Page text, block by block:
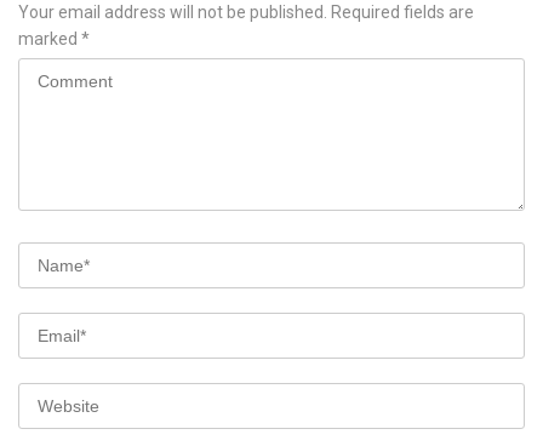
Your email address will not be published.
Required fields are
marked *